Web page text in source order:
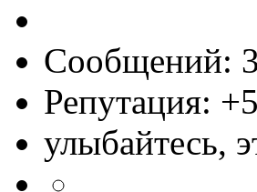
Сообщений:
Репутация:
улыбайтесь,